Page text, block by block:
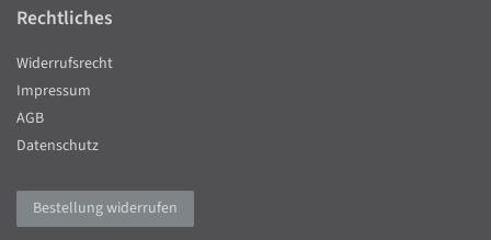
Rechtliches
Widerrufsrecht
Impressum
AGB
Datenschutz
Bestellung widerrufen